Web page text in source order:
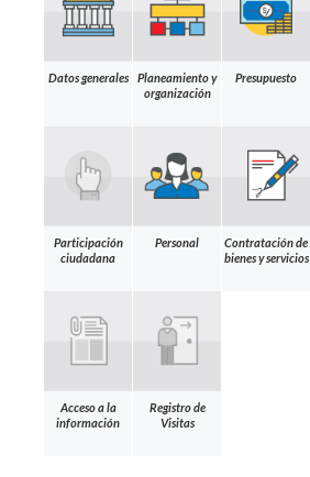
Datos generales
Planeamiento y
organización
Presupuesto
Participación
ciudadana
Personal
Contratación de
bienes y servicios
Acceso a la
información
Registro de
Visitas